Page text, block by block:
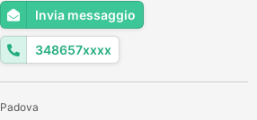
Invia messaggio
348657xxxx
Padova